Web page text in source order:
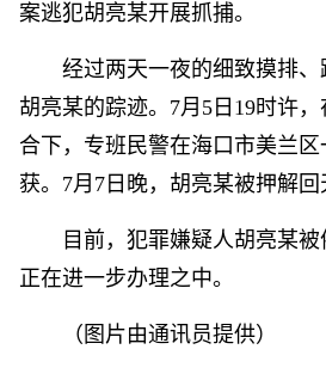
案逃犯胡亮某开展抓捕。
经过两天一夜的细致摸排
胡亮某的踪迹。7月5日19时许
合下，专班民警在海口市美兰
获。7月7日晚，胡亮某被押解回
目前，犯罪嫌疑人胡亮某
正在进一步办理之中。
（图片由通讯员提供）